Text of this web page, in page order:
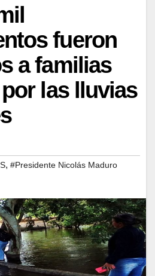
fueron
a familias
las lluvias
, #Presidente Nicolás Maduro